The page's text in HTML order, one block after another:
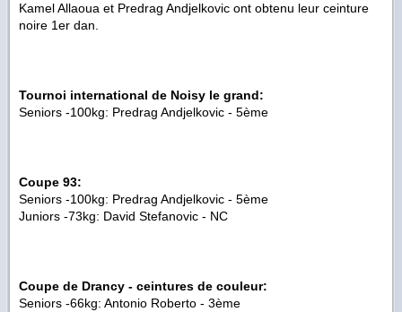
Kamel Allaoua et Predrag Andjelkovic ont obtenu leur ceinture
noire 1er dan.
Tournoi international de Noisy le grand:
Seniors -100kg: Predrag Andjelkovic - 5ème
Coupe 93:
Seniors -100kg: Predrag Andjelkovic - 5ème
Juniors -73kg: David Stefanovic - NC
Coupe de Drancy - ceintures de couleur:
Seniors -66kg: Antonio Roberto - 3ème